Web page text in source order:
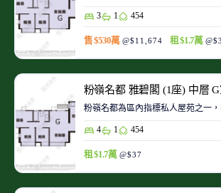
3 1 454
售 $530萬 @$11,674 租 $1.7萬
粉嶺名都 雅碧閣 (1座) 中層
粉嶺名都為區內指標私人屋苑之一
4 1 454
租 $1.7萬 @$37